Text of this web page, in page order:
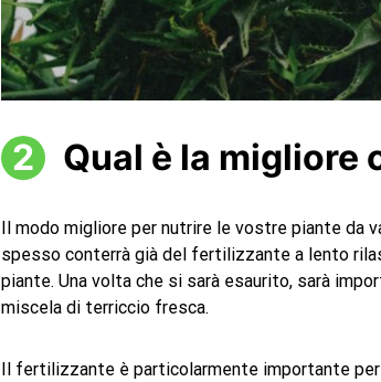
Qual è la migliore
Il modo migliore per nutrire le vostre piante da
spesso conterrà già del fertilizzante a lento
piante. Una volta che si sarà esaurito, sarà
miscela di terriccio fresca.
Il fertilizzante è particolarmente importante